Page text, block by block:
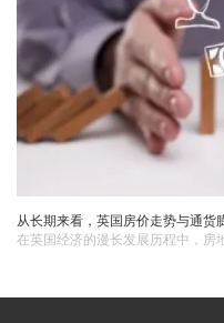
从长期来看，英国房价走势与通货